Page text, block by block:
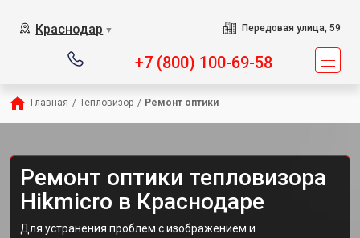
Краснодар ▼ Передовая улица, 59
+7 (800) 100-69-58
Главная / Тепловизор / Ремонт оптики
Ремонт оптики тепловизора
Hikmicro в Краснодаре
Для устранения проблем с изображением и